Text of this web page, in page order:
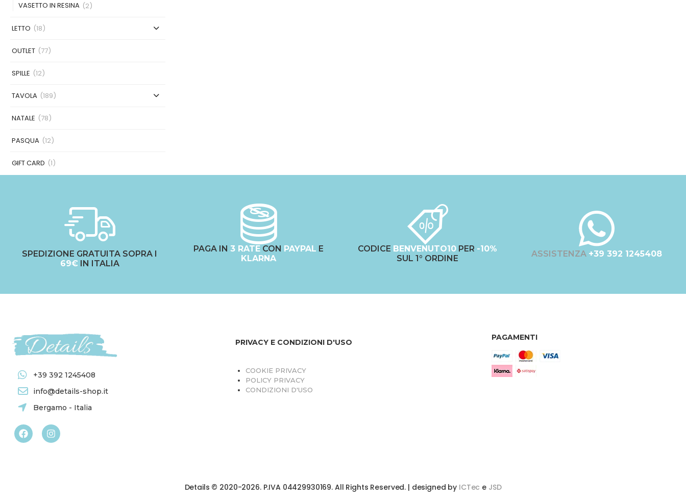
VASETTO IN RESINA (2)
LETTO (18)
OUTLET (77)
SPILLE (12)
TAVOLA (189)
NATALE (78)
PASQUA (12)
GIFT CARD (1)
FIORIRA' UN GIARDINO (161)
GIARDINO SEGRETO (25)
MARYPLAID (26)
Prezzo
FILTRA
Prezzo: €0 —€20
SPEDIZIONE GRATUITA SOPRA I
69€IN ITALIA
PAGA IN 3 RATE CON PAYPAL E
KLARNA
CODICE BENVENUTO10 PER -10%
SUL 1° ORDINE
ASSISTENZA +39 392 1245408
+39 392 1245408
info@details-shop.it
Bergamo - Italia
PRIVACY E CONDIZIONI D'USO
COOKIE PRIVACY
POLICY PRIVACY
CONDIZIONI D'USO
PAGAMENTI
Details © 2020-2026. P.IVA 04429930169. All Rights Reserved. | designed by ICTec e JSD